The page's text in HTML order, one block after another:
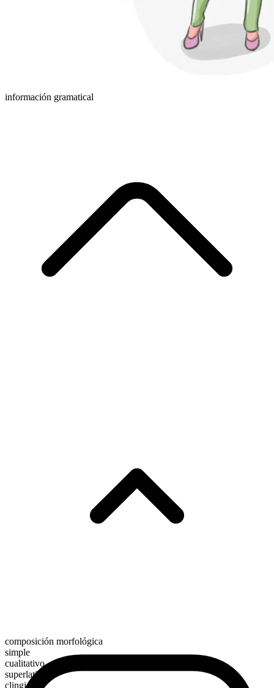
información gramatical
composición morfológica
simple
cualitativo
superlativo
clingiest